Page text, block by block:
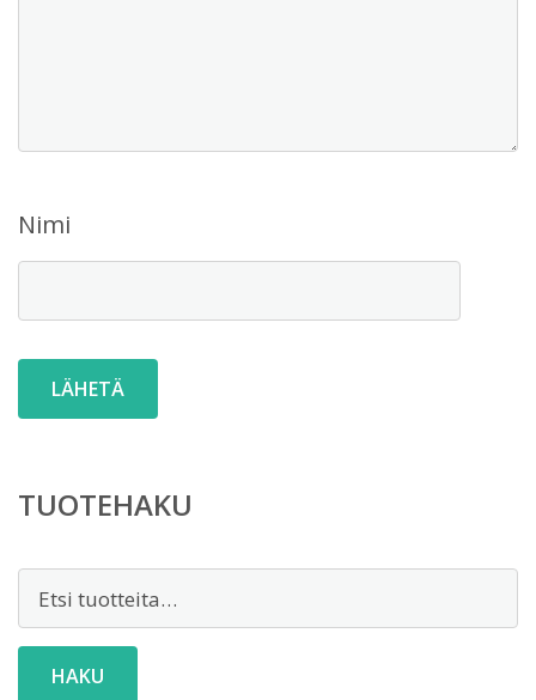
Nimi
TUOTEHAKU
HAKU